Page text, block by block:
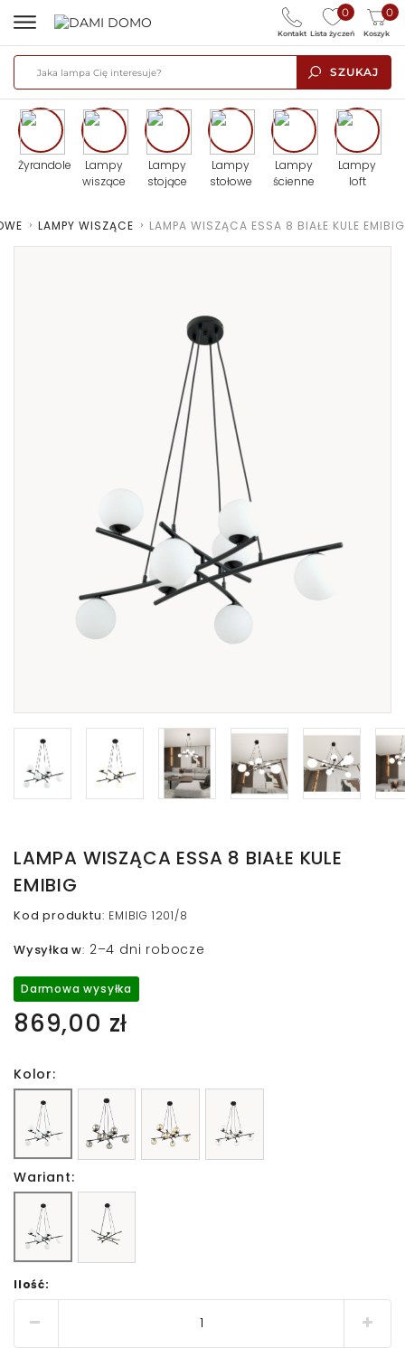
SZUKAJ
0
Lista życzeń
0
Koszyk
Kontakt
Żyrandole
Lampy
wiszące
Lampy
stojące
Lampy
stołowe
Lampy
ścienne
Lampy
loft
> LAMPY WISZĄCE > LAMPA WISZĄCA ESSA 8 BIAŁE KULE EMIBIG
LAMPA WISZĄCA ESSA 8 BIAŁE KULE
EMIBIG
Kod produktu: EMIBIG 1201/8
Wysyłka w: 2–4 dni robocze
Darmowa wysyłka
869,00 zł
Kolor:
Wariant:
Ilość: